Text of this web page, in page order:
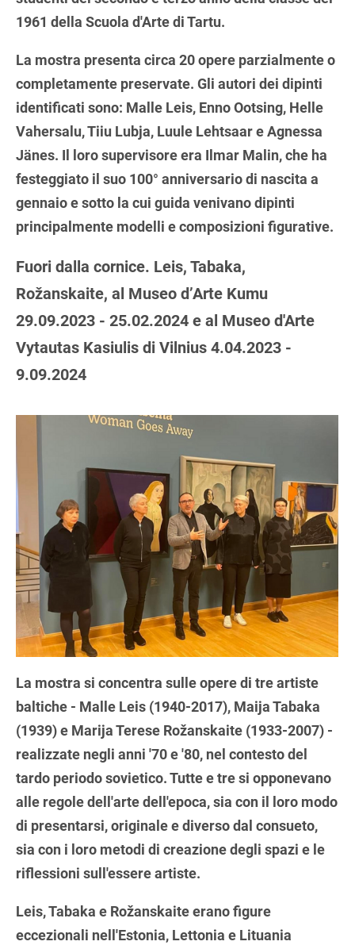
1961 della Scuola d'Arte di Tartu.
La mostra presenta circa 20 opere parzialmente o
completamente preservate. Gli autori dei dipinti
identificati sono: Malle Leis, Enno Ootsing, Helle
Vahersalu, Tiiu Lubja, Luule Lehtsaar e Agnessa
Jänes. Il loro supervisore era Ilmar Malin, che ha
festeggiato il suo 100° anniversario di nascita a
gennaio e sotto la cui guida venivano dipinti
principalmente modelli e composizioni figurative.
Fuori dalla cornice. Leis, Tabaka,
Rožanskaite, al Museo d’Arte Kumu
29.09.2023 - 25.02.2024 e al Museo d'Arte
Vytautas Kasiulis di Vilnius 4.04.2023 -
9.09.2024
La mostra si concentra sulle opere di tre artiste
baltiche - Malle Leis (1940-2017), Maija Tabaka
(1939) e Marija Terese Rožanskaite (1933-2007) -
realizzate negli anni '70 e '80, nel contesto del
tardo periodo sovietico. Tutte e tre si opponevano
alle regole dell'arte dell'epoca, sia con il loro modo
di presentarsi, originale e diverso dal consueto,
sia con i loro metodi di creazione degli spazi e le
riflessioni sull'essere artiste.
Leis, Tabaka e Rožanskaite erano figure
eccezionali nell'Estonia, Lettonia e Lituania